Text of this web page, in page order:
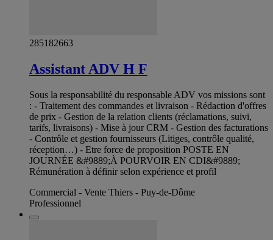
285182663
Assistant ADV H F
Sous la responsabilité du responsable ADV vos missions sont
: - Traitement des commandes et livraison - Rédaction d'offres
de prix - Gestion de la relation clients (réclamations, suivi,
tarifs, livraisons) - Mise à jour CRM - Gestion des facturations
- Contrôle et gestion fournisseurs (Litiges, contrôle qualité,
réception…) - Etre force de proposition POSTE EN
JOURNÉE &#9889;À POURVOIR EN CDI&#9889;
Rémunération à définir selon expérience et profil
Commercial - Vente Thiers - Puy-de-Dôme
Professionnel